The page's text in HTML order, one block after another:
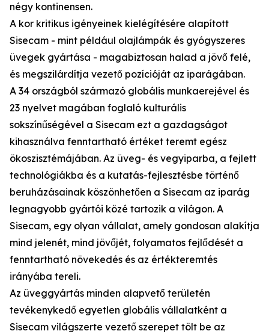
négy kontinensen.
A kor kritikus igényeinek kielégítésére alapított
Sisecam - mint például olajlámpák és gyógyszeres
üvegek gyártása - magabiztosan halad a jövő felé,
és megszilárdítja vezető pozícióját az iparágában.
A 34 országból származó globális munkaerejével és
23 nyelvet magában foglaló kulturális
sokszínűségével a Sisecam ezt a gazdagságot
kihasználva fenntartható értéket teremt egész
ökoszisztémájában. Az üveg- és vegyiparba, a fejlett
technológiákba és a kutatás-fejlesztésbe történő
beruházásainak köszönhetően a Sisecam az iparág
legnagyobb gyártói közé tartozik a világon. A
Sisecam, egy olyan vállalat, amely gondosan alakítja
mind jelenét, mind jövőjét, folyamatos fejlődését a
fenntartható növekedés és az értékteremtés
irányába tereli.
Az üveggyártás minden alapvető területén
tevékenykedő egyetlen globális vállalatként a
Sisecam világszerte vezető szerepet tölt be az